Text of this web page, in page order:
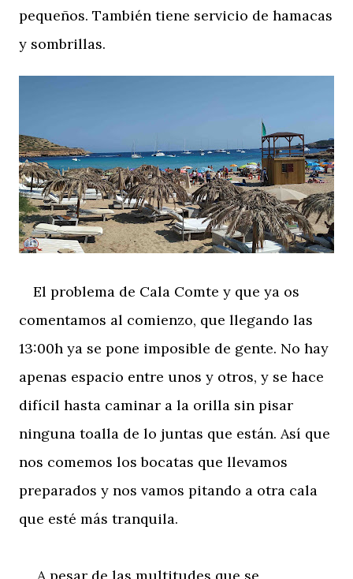
pequeños. También tiene servicio de hamacas
y sombrillas.
El problema de Cala Comte y que ya os
comentamos al comienzo, que llegando las
13:00h ya se pone imposible de gente. No hay
apenas espacio entre unos y otros, y se hace
difícil hasta caminar a la orilla sin pisar
ninguna toalla de lo juntas que están. Así que
nos comemos los bocatas que llevamos
preparados y nos vamos pitando a otra cala
que esté más tranquila.
A pesar de las multitudes que se